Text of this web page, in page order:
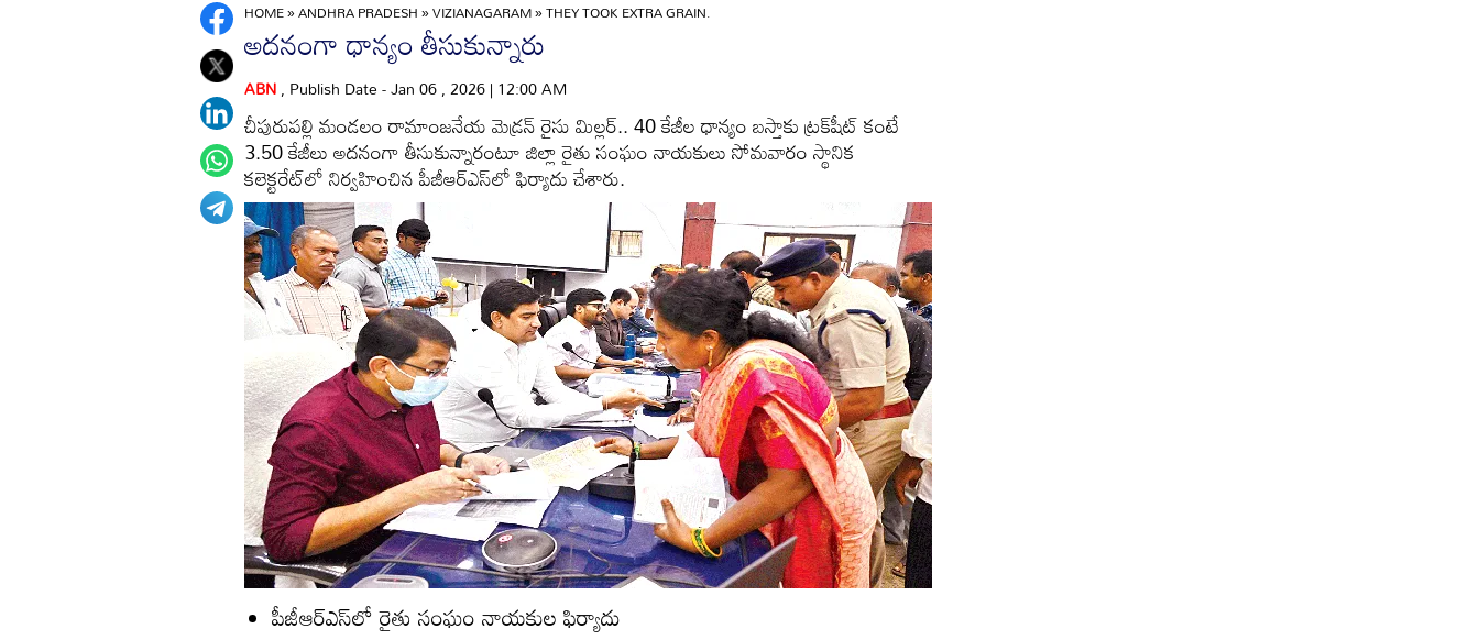
HOME»ANDHRA PRADESH»VIZIANAGARAM»THEY TOOK EXTRA GRAIN.
అదనంగా ధాన్యం తీసుకున్నారు
ABN, Publish Date - Jan 06 , 2026 | 12:00 AM
చీపురుపల్లి మండలం రామాంజనేయ మెడ్రన్‌ రైసు మిల్లర్‌.. 40 కేజీల ధాన్యం బస్తాకు ట్రక్‌షీట్‌ కంటే
3.50 కేజీలు అదనంగా తీసుకున్నారంటూ జిల్లా రైతు సంఘం నాయకులు సోమవారం స్థానిక
కలెక్టరేట్‌లో నిర్వహించిన పీజీఆర్‌ఎస్‌లో ఫిర్యాదు చేశారు.
పీజీఆర్‌ఎస్‌లో రైతు సంఘం నాయకుల ఫిర్యాదు